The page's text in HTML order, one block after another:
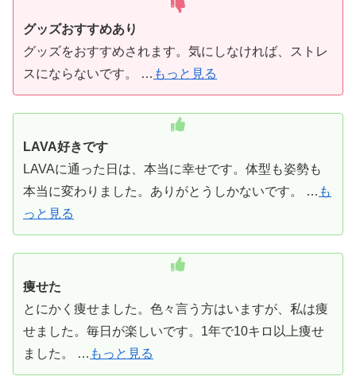
グッズおすすめあり
グッズをおすすめされます。気にしなければ、ストレ
スにならないです。 … もっと見る
LAVA好きです
LAVAに通った日は、本当に幸せです。体型も姿勢も
本当に変わりました。ありがとうしかないです。 … も
っと見る
痩せた
とにかく痩せました。色々言う方はいますが、私は痩
せました。毎日が楽しいです。1年で10キロ以上痩せ
ました。 … もっと見る